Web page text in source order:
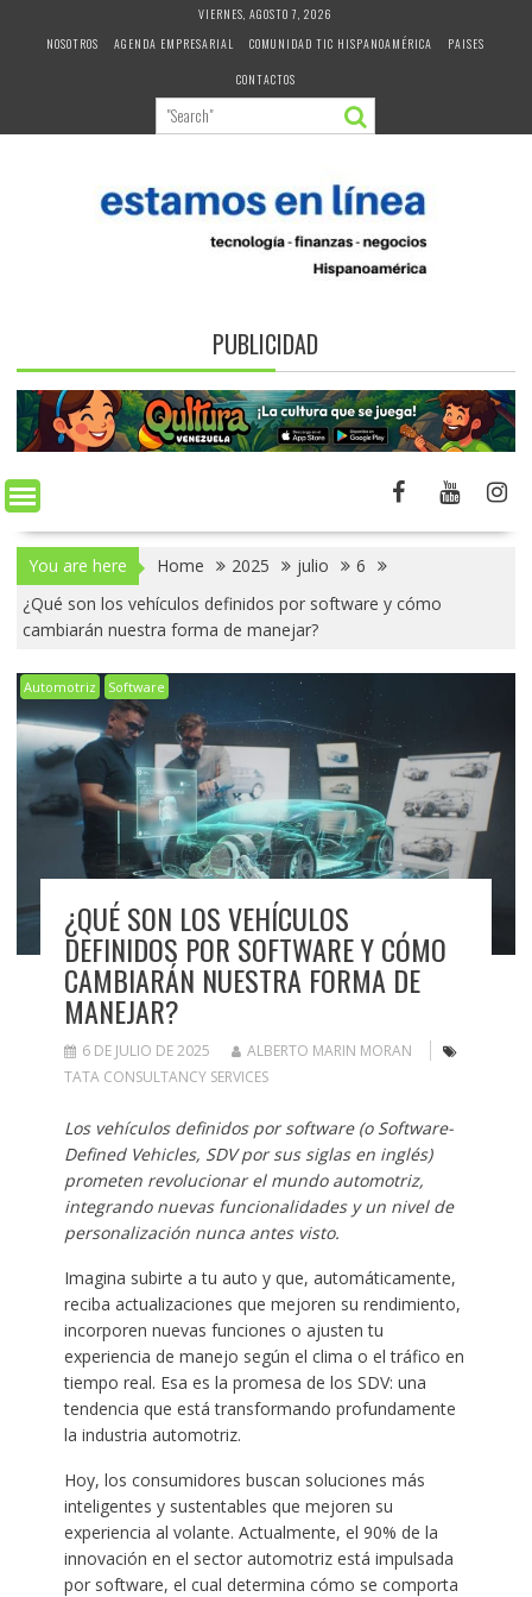
VIERNES, AGOSTO 7, 2026
NOSOTROS
AGENDA EMPRESARIAL COMUNIDAD TIC HISPANOAMÉRICA
PAISES
CONTACTOS
PUBLICIDAD
You are here Home 2025 julio
6
¿Qué son los vehículos definidos por software y cómo
cambiarán nuestra forma de manejar?
Automotriz Software
¿QUÉ SON LOS VEHÍCULOS
DEFINIDOS POR SOFTWARE Y CÓMO
CAMBIARÁN NUESTRA FORMA DE
MANEJAR?
6 DE JULIO DE 2025
ALBERTO MARIN MORAN
TATA CONSULTANCY SERVICES
Los vehículos definidos por software (o Software-
Defined Vehicles, SDV por sus siglas en inglés)
prometen revolucionar el mundo automotriz,
integrando nuevas funcionalidades y un nivel de
personalización nunca antes visto.
Imagina subirte a tu auto y que, automáticamente,
reciba actualizaciones que mejoren su rendimiento,
incorporen nuevas funciones o ajusten tu
experiencia de manejo según el clima o el tráfico en
tiempo real. Esa es la promesa de los SDV: una
tendencia que está transformando profundamente
la industria automotriz.
Hoy, los consumidores buscan soluciones más
inteligentes y sustentables que mejoren su
experiencia al volante. Actualmente, el 90% de la
innovación en el sector automotriz está impulsada
por software, el cual determina cómo se comporta